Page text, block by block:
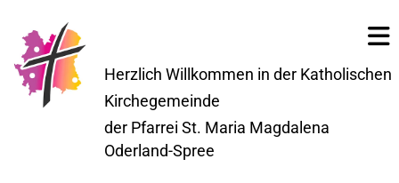
Herzlich Willkommen in der Katholischen
Kirchegemeinde
der Pfarrei St. Maria Magdalena
Oderland-Spree